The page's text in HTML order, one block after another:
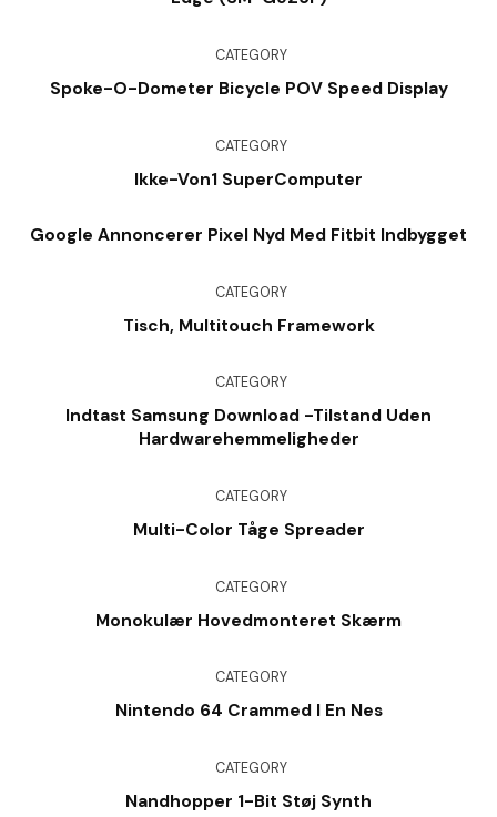
CATEGORY
Spoke-O-Dometer Bicycle POV Speed Display
CATEGORY
Ikke-Von1 SuperComputer
Google Annoncerer Pixel Nyd Med Fitbit Indbygget
CATEGORY
Tisch, Multitouch Framework
CATEGORY
Indtast Samsung Download -tilstand Uden
Hardwarehemmeligheder
CATEGORY
Multi-Color Tåge Spreader
CATEGORY
Monokulær Hovedmonteret Skærm
CATEGORY
Nintendo 64 Crammed I En Nes
CATEGORY
Nandhopper 1-Bit Støj Synth